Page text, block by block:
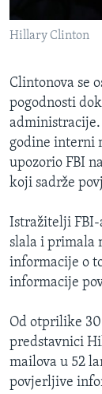
Hillary Clinton
Clintonova se
pogodnosti
administracije.
godine interni
upozorio FBI
koji sadrže
Istražitelji
slala i primala
informacije o
informacije
Od otprilike
predstavnici
mailova u 52
povjerljive